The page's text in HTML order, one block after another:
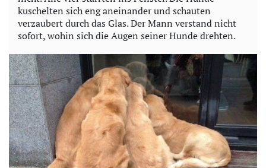
kuschelten sich eng aneinander und schauten
verzaubert durch das Glas. Der Mann verstand nicht
sofort, wohin sich die Augen seiner Hunde drehten.